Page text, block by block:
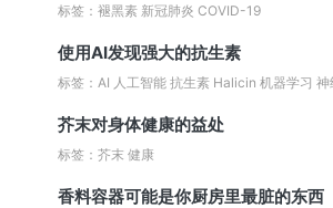
标签：褪黑素 新冠肺炎 COVID-19
使用AI发现强大的抗生素
标签：AI 人工智能 抗生素 Halicin 机器学习 神
芥末对身体健康的益处
标签：芥末 健康
香料容器可能是你厨房里最脏的东西